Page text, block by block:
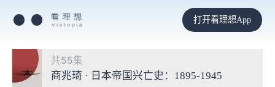
打开看理想App
共55集
商兆琦 · 日本帝国兴亡史：1895-1945